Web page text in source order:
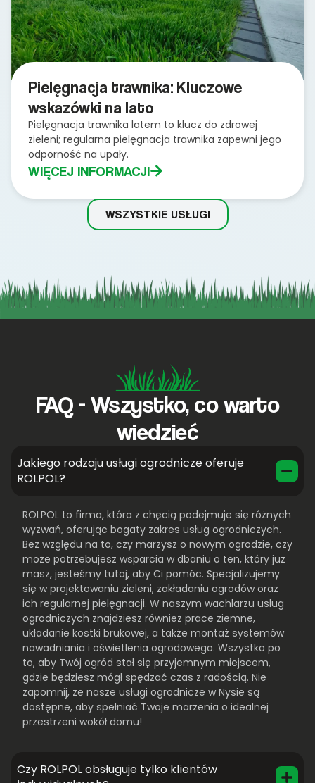
Pielęgnacja trawnika: Kluczowe
wskazówki na lato
Pielęgnacja trawnika latem to klucz do zdrowej
zieleni; regularna pielęgnacja trawnika zapewni jego
odporność na upały.
WIĘCEJ INFORMACJI
WSZYSTKIE USŁUGI
FAQ - Wszystko, co warto
wiedzieć
Jakiego rodzaju usługi ogrodnicze oferuje
ROLPOL?
ROLPOL to firma, która z chęcią podejmuje się różnych
wyzwań, oferując bogaty zakres usług ogrodniczych.
Bez względu na to, czy marzysz o nowym ogrodzie, czy
może potrzebujesz wsparcia w dbaniu o ten, który już
masz, jesteśmy tutaj, aby Ci pomóc. Specjalizujemy
się w projektowaniu zieleni, zakładaniu ogrodów oraz
ich regularnej pielęgnacji. W naszym wachlarzu usług
ogrodniczych znajdziesz również prace ziemne,
układanie kostki brukowej, a także montaż systemów
nawadniania i oświetlenia ogrodowego. Wszystko po
to, aby Twój ogród stał się przyjemnym miejscem,
gdzie będziesz mógł spędzać czas z radością. Nie
zapomnij, że nasze usługi ogrodnicze w Nysie są
dostępne, aby spełniać Twoje marzenia o idealnej
przestrzeni wokół domu!
Czy ROLPOL obsługuje tylko klientów